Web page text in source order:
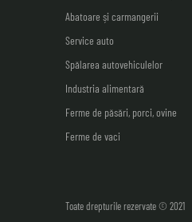
Abatoare și carmangerii
Service auto
Spălarea autovehiculelor
Industria alimentară
Ferme de păsări, porci, ovine
Ferme de vaci
Toate drepturile rezervate © 2021